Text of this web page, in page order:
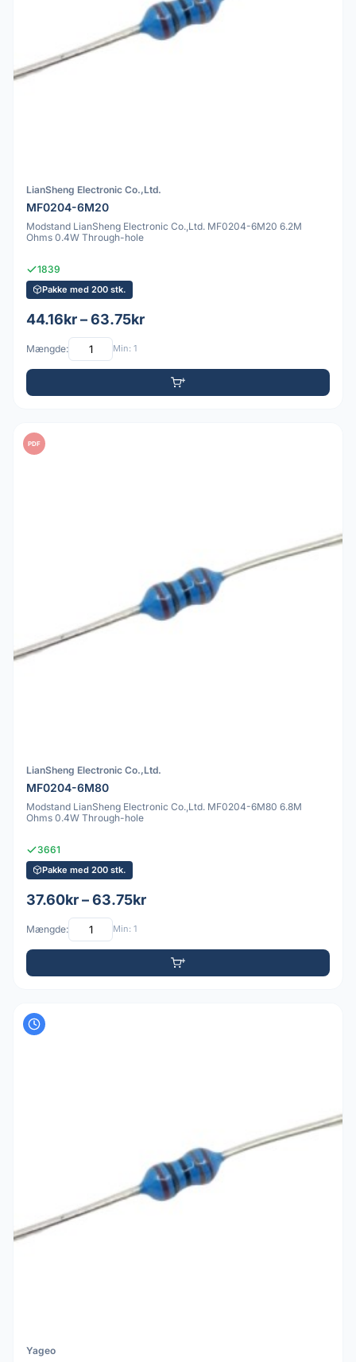
LianSheng Electronic Co.,Ltd.
MF0204-6M20
Modstand LianSheng Electronic Co.,Ltd. MF0204-6M20 6.2M
Ohms 0.4W Through-hole
1839
Pakke med 200 stk.
44.16kr – 63.75kr
Mængde: Min: 1
PDF
LianSheng Electronic Co.,Ltd.
MF0204-6M80
Modstand LianSheng Electronic Co.,Ltd. MF0204-6M80 6.8M
Ohms 0.4W Through-hole
3661
Pakke med 200 stk.
37.60kr – 63.75kr
Mængde: Min: 1
Yageo